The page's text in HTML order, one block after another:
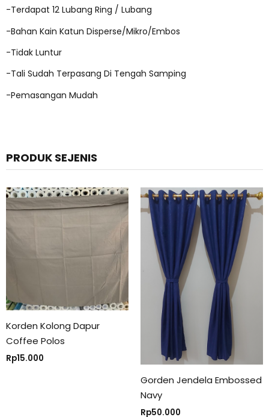
-Terdapat 12 Lubang Ring / Lubang
-Bahan Kain Katun Disperse/Mikro/Embos
-Tidak Luntur
-Tali Sudah Terpasang Di Tengah Samping
-Pemasangan Mudah
PRODUK SEJENIS
Korden Kolong Dapur
Coffee Polos
Rp15.000
Gorden Jendela Embossed
Navy
Rp50.000